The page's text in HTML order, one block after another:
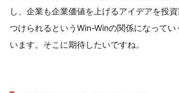
し、企業も企業価値を上げるアイデアを投
つけられるというWin-Winの関係になってい
います。そこに期待したいですね。